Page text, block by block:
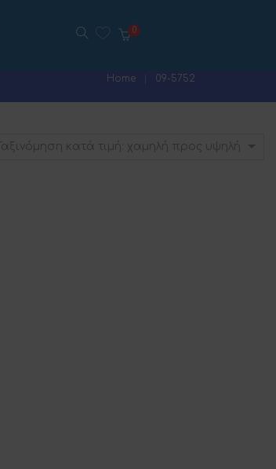
Home 09-5752
Ταξινόμηση κατά τιμή: χαμηλή προς υψηλή